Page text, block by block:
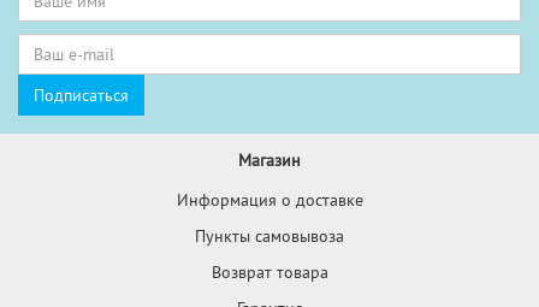
Магазин
Информация о доставке
Пункты самовывоза
Возврат товара